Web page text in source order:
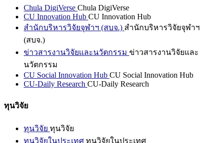
Chula DigiVerse Chula DigiVerse
CU Innovation Hub CU Innovation Hub
สำนักบริหารวิจัยจุฬาฯ (สบจ.) สำนักบริหารวิจัยจุฬาฯ
(สบจ.)
ข่าวสารงานวิจัยและนวัตกรรม ข่าวสารงานวิจัยและ
นวัตกรรม
CU Social Innovation Hub CU Social Innovation Hub
CU-Daily Research CU-Daily Research
ทุนวิจัย
ทุนวิจัย ทุนวิจัย
ทุนวิจัยในประเทศ ทุนวิจัยในประเทศ